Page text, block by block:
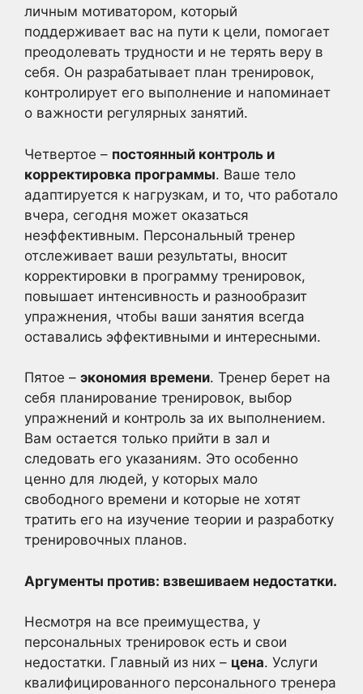
личным мотиватором, который
поддерживает вас на пути к цели, помогает
преодолевать трудности и не терять веру в
себя. Он разрабатывает план тренировок,
контролирует его выполнение и напоминает
о важности регулярных занятий.
Четвертое – постоянный контроль и
корректировка программы. Ваше тело
адаптируется к нагрузкам, и то, что работало
вчера, сегодня может оказаться
неэффективным. Персональный тренер
отслеживает ваши результаты, вносит
корректировки в программу тренировок,
повышает интенсивность и разнообразит
упражнения, чтобы ваши занятия всегда
оставались эффективными и интересными.
Пятое – экономия времени. Тренер берет на
себя планирование тренировок, выбор
упражнений и контроль за их выполнением.
Вам остается только прийти в зал и
следовать его указаниям. Это особенно
ценно для людей, у которых мало
свободного времени и которые не хотят
тратить его на изучение теории и разработку
тренировочных планов.
Аргументы против: взвешиваем недостатки.
Несмотря на все преимущества, у
персональных тренировок есть и свои
недостатки. Главный из них – цена. Услуги
квалифицированного персонального тренера